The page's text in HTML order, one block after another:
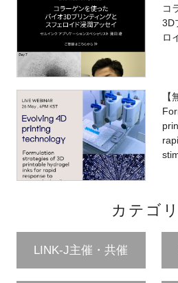
コ
3D
ロ
カテゴ
LINK-J主催・共催